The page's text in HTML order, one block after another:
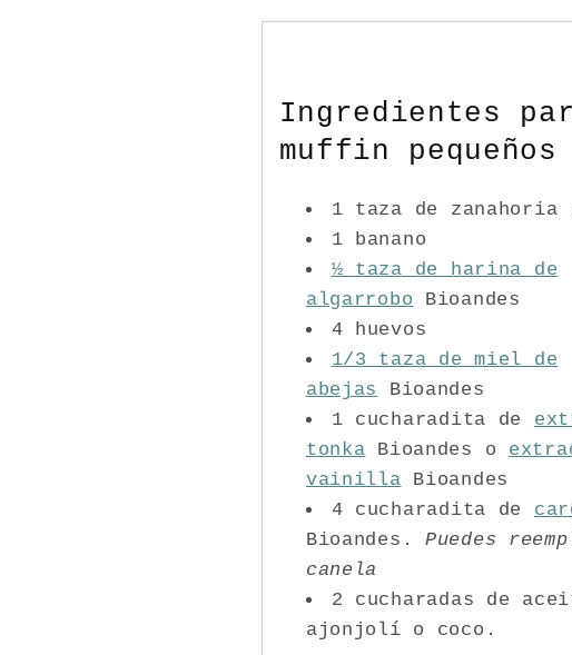
Ingredientes
muffin pequeños
1 taza de zanahoria
1 banano
½ taza de harina de
algarrobo Bioandes
4 huevos
1/3 taza de miel de
abejas
Bioandes
1 cucharadita de
tonka Bioandes o
vainilla Bioandes
4 cucharadita de
Bioandes. Puedes
canela
2 cucharadas de
ajonjolí o coco.